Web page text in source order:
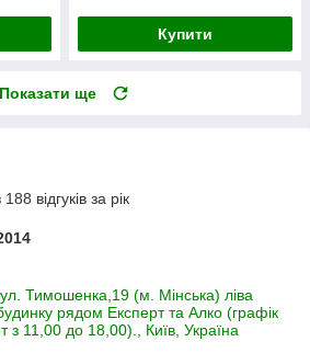
Купити
Показати ще
відгуків за рік
Тимошенка,19 (м. Мінська) ліва
рядом Експерт та Алко (графік
з 11,00 до 18,00)., Київ, Україна